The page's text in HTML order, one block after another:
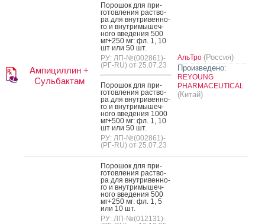
Ампициллин +
Сульбактам
По­рошок для при­
готов­ле­ния рас­тво­
ра для внут­ри­вен­но­
го и внут­ри­мышеч­
но­го вве­дения 500
мг+250 мг: фл. 1, 10
шт или 50 шт.
РУ: ЛП-№(002861)-
(РГ-RU) от 25.07.23
По­рошок для при­
готов­ле­ния рас­тво­
ра для внут­ри­вен­но­
го и внут­ри­мышеч­
но­го вве­дения 1000
мг+500 мг: фл. 1, 10
шт или 50 шт.
РУ: ЛП-№(002861)-
(РГ-RU) от 25.07.23
АльТро (Россия)
Произведено:
REYOUNG
PHARMACEUTICAL
(Китай)
По­рошок для при­
готов­ле­ния рас­тво­
ра для внут­ри­вен­но­
го и внут­ри­мышеч­
но­го вве­дения 500
мг+250 мг: фл. 1, 5
или 10 шт.
РУ: ЛП-№(012131)-